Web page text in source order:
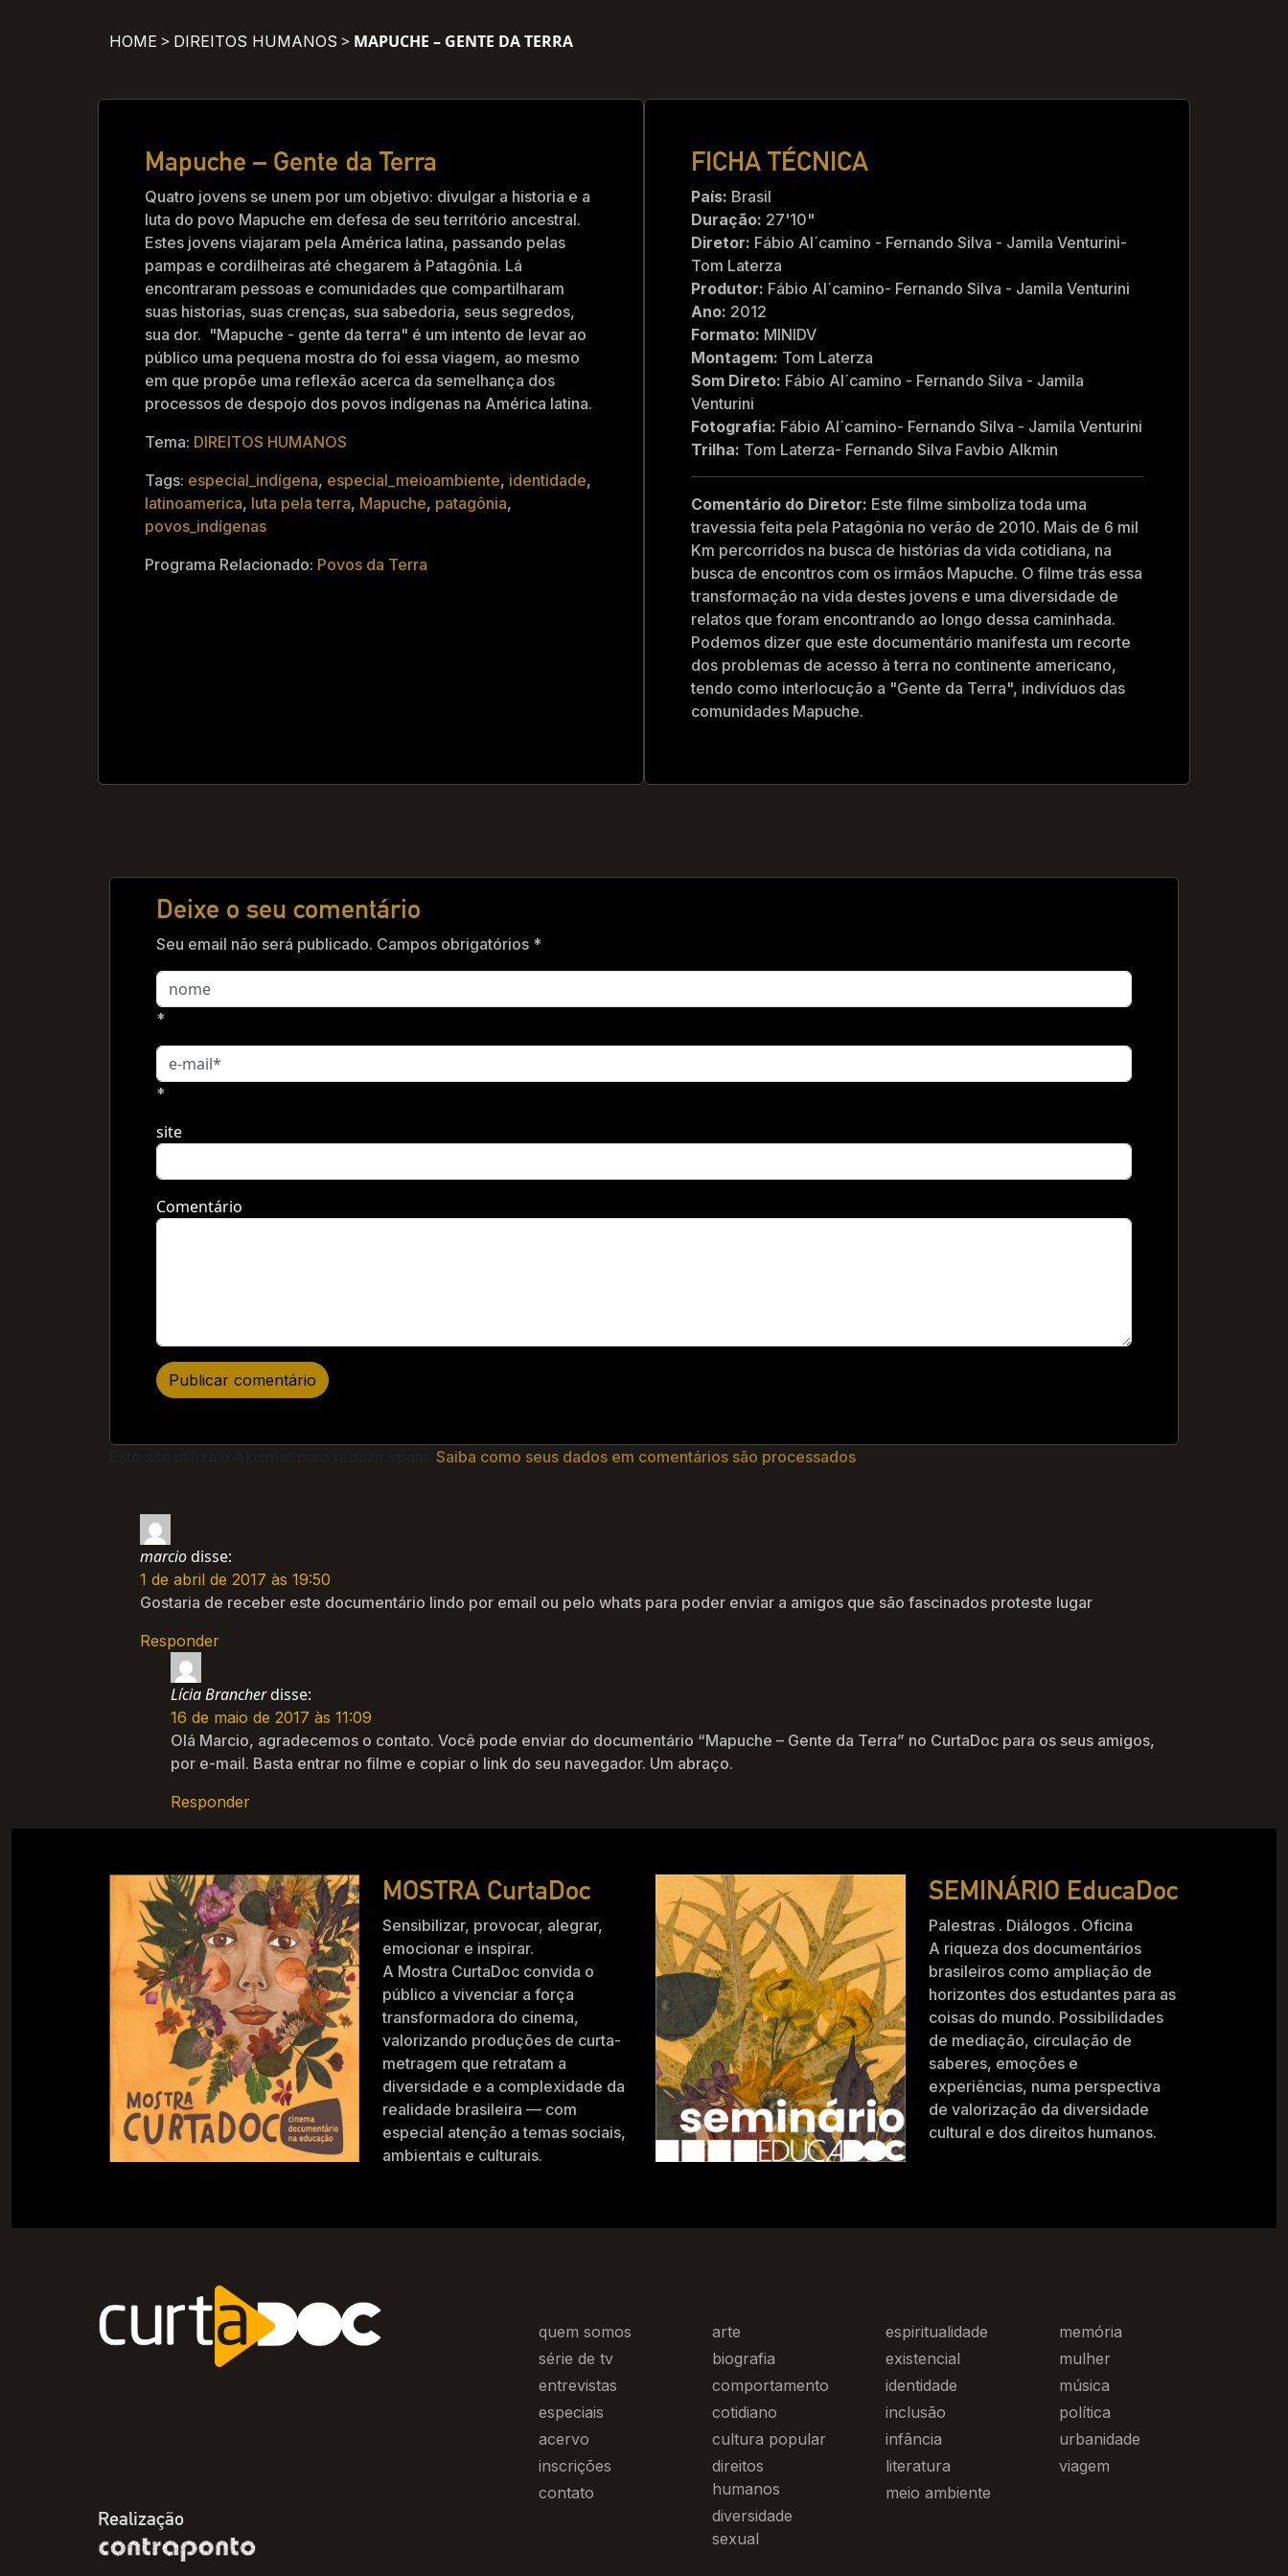
HOME > DIREITOS HUMANOS > MAPUCHE – GENTE DA TERRA
Mapuche – Gente da Terra
Quatro jovens se unem por um objetivo: divulgar a historia e a
luta do povo Mapuche em defesa de seu território ancestral.
Estes jovens viajaram pela América latina, passando pelas
pampas e cordilheiras até chegarem à Patagônia. Lá
encontraram pessoas e comunidades que compartilharam
suas historias, suas crenças, sua sabedoria, seus segredos,
sua dor. "Mapuche - gente da terra" é um intento de levar ao
público uma pequena mostra do foi essa viagem, ao mesmo
em que propõe uma reflexão acerca da semelhança dos
processos de despojo dos povos indígenas na América latina.
Tema: DIREITOS HUMANOS
Tags: especial_indígena, especial_meioambiente, identidade,
latinoamerica, luta pela terra, Mapuche, patagônia,
povos_indígenas
Programa Relacionado: Povos da Terra
FICHA TÉCNICA
País: Brasil
Duração: 27'10"
Diretor: Fábio Al´camino - Fernando Silva - Jamila Venturini-
Tom Laterza
Produtor: Fábio Al´camino- Fernando Silva - Jamila Venturini
Ano: 2012
Formato: MINIDV
Montagem: Tom Laterza
Som Direto: Fábio Al´camino - Fernando Silva - Jamila
Venturini
Fotografia: Fábio Al´camino- Fernando Silva - Jamila Venturini
Trilha: Tom Laterza- Fernando Silva Favbio Alkmin
Comentário do Diretor: Este filme simboliza toda uma
travessia feita pela Patagônia no verão de 2010. Mais de 6 mil
Km percorridos na busca de histórias da vida cotidiana, na
busca de encontros com os irmãos Mapuche. O filme trás essa
transformação na vida destes jovens e uma diversidade de
relatos que foram encontrando ao longo dessa caminhada.
Podemos dizer que este documentário manifesta um recorte
dos problemas de acesso à terra no continente americano,
tendo como interlocução a "Gente da Terra", indivíduos das
comunidades Mapuche.
Deixe o seu comentário
Seu email não será publicado. Campos obrigatórios *
*
*
site
Comentário
Saiba como seus dados em comentários são processados
marciodisse:
1 de abril de 2017 às 19:50
Gostaria de receber este documentário lindo por email ou pelo whats para poder enviar a amigos que são fascinados proteste lugar
Responder
Lícia Brancherdisse:
16 de maio de 2017 às 11:09
Olá Marcio, agradecemos o contato. Você pode enviar do documentário “Mapuche – Gente da Terra” no CurtaDoc para os seus amigos,
por e-mail. Basta entrar no filme e copiar o link do seu navegador. Um abraço.
Responder
MOSTRA CurtaDoc
Sensibilizar, provocar, alegrar,
emocionar e inspirar.
A Mostra CurtaDoc convida o
público a vivenciar a força
transformadora do cinema,
valorizando produções de curta-
metragem que retratam a
diversidade e a complexidade da
realidade brasileira — com
especial atenção a temas sociais,
ambientais e culturais.
SEMINÁRIO EducaDoc
Palestras . Diálogos . Oficina
A riqueza dos documentários
brasileiros como ampliação de
horizontes dos estudantes para as
coisas do mundo. Possibilidades
de mediação, circulação de
saberes, emoções e
experiências, numa perspectiva
de valorização da diversidade
cultural e dos direitos humanos.
Realização
quem somos
série de tv
entrevistas
especiais
acervo
inscrições
contato
arte
biografia
comportamento
cotidiano
cultura popular
direitos
humanos
diversidade
sexual
espiritualidade
existencial
identidade
inclusão
infância
literatura
meio ambiente
memória
mulher
música
política
urbanidade
viagem